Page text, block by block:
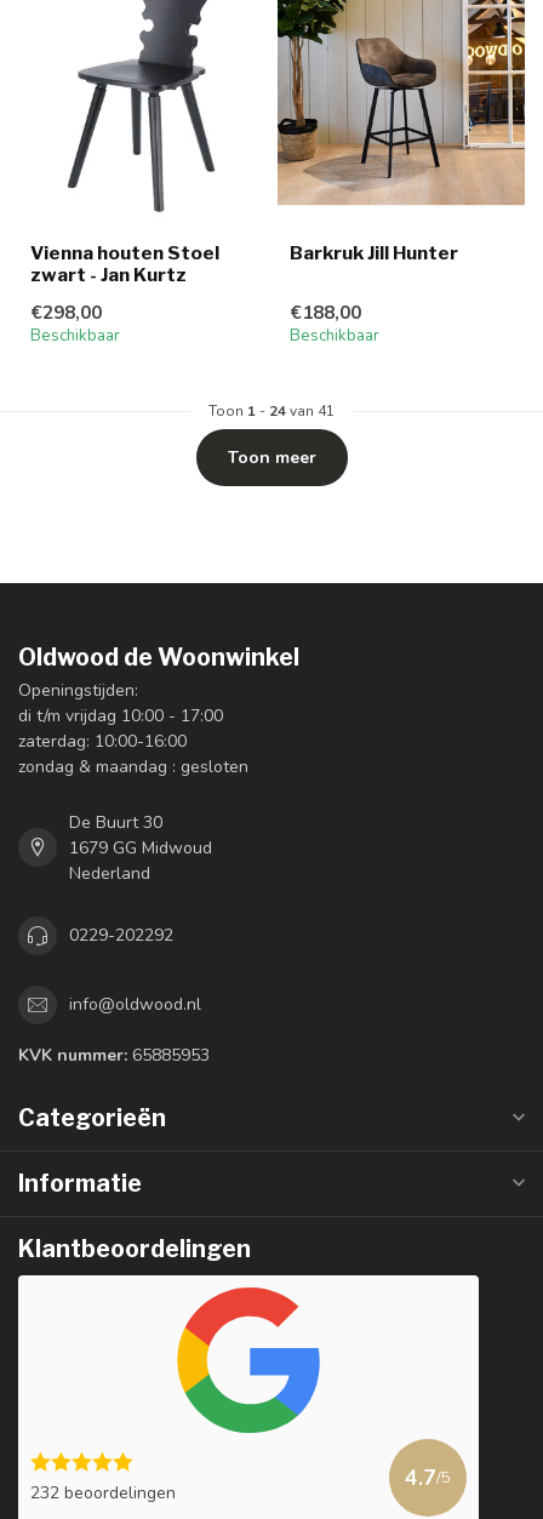
Vienna houten Stoel
zwart - Jan Kurtz
€298,00
Beschikbaar
Barkruk Jill Hunter
€188,00
Beschikbaar
Toon 1 - 24van 41
Toon meer
Oldwood de Woonwinkel
Openingstijden:
di t/m vrijdag 10:00 - 17:00
zaterdag: 10:00-16:00
zondag & maandag : gesloten
De Buurt 30
1679 GG Midwoud
Nederland
0229-202292
info@oldwood.nl
KVK nummer: 65885953
Categorieën
Informatie
Klantbeoordelingen
232 beoordelingen
4.7/5